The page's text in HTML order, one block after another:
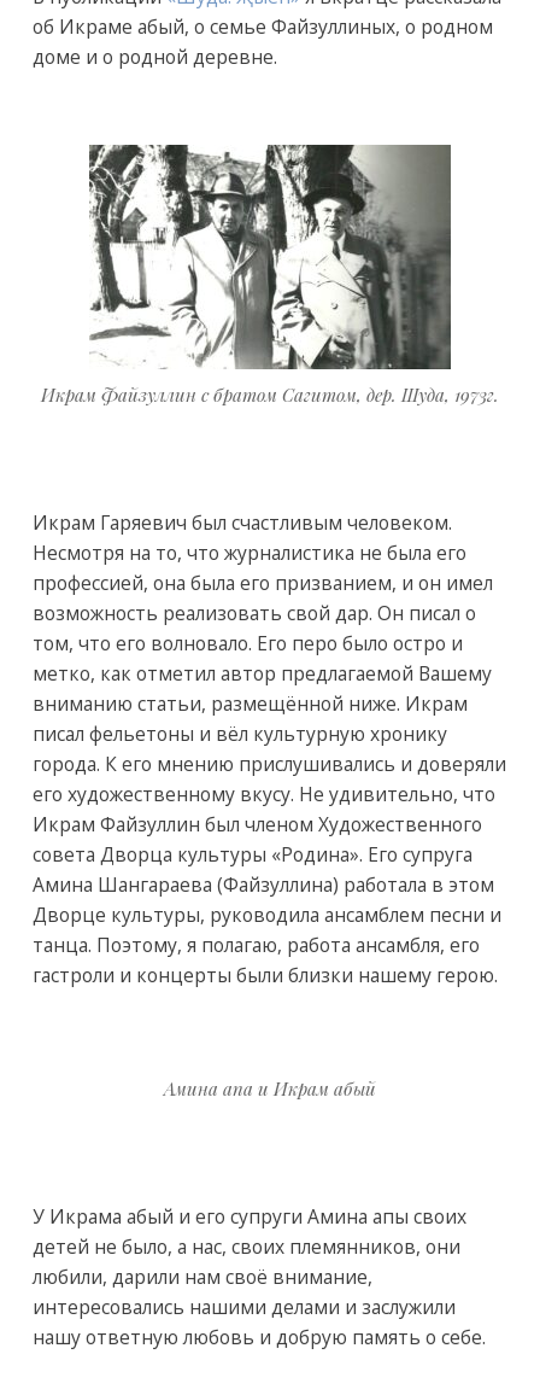
об Икраме абый, о семье Файзуллиных, о родном
доме и о родной деревне.
Икрам Файзуллин с братом Сагитом, дер. Шуда, 1973г.
Икрам Гаряевич был счастливым человеком.
Несмотря на то, что журналистика не была его
профессией, она была его призванием, и он имел
возможность реализовать свой дар. Он писал о
том, что его волновало. Его перо было остро и
метко, как отметил автор предлагаемой Вашему
вниманию статьи, размещённой ниже. Икрам
писал фельетоны и вёл культурную хронику
города. К его мнению прислушивались и доверяли
его художественному вкусу. Не удивительно, что
Икрам Файзуллин был членом Художественного
совета Дворца культуры «Родина». Его супруга
Амина Шангараева (Файзуллина) работала в этом
Дворце культуры, руководила ансамблем песни и
танца. Поэтому, я полагаю, работа ансамбля, его
гастроли и концерты были близки нашему герою.
Амина апа и Икрам абый
У Икрама абый и его супруги Амина апы своих
детей не было, а нас, своих племянников, они
любили, дарили нам своё внимание,
интересовались нашими делами и заслужили
нашу ответную любовь и добрую память о себе.